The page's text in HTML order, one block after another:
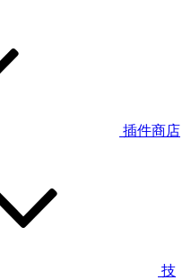
插件商店
技